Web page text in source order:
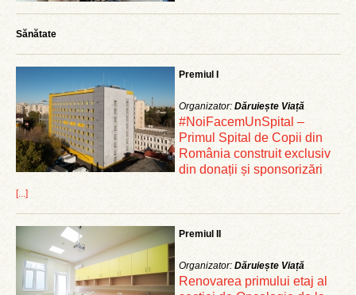
Sănătate
Premiul I
Organizator: Dăruiește Viață
#NoiFacemUnSpital –
Primul Spital de Copii din
România construit exclusiv
din donații și sponsorizări
[...]
Premiul II
Organizator: Dăruiește Viață
Renovarea primului etaj al